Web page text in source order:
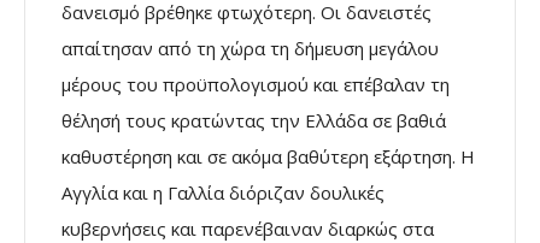
δανεισµό βρέθηκε φτωχότερη. Οι δανειστές
απαίτησαν από τη χώρα τη δήµευση µεγάλου
µέρους του προϋπολογισµού και επέβαλαν τη
θέλησή τους κρατώντας την Ελλάδα σε βαθιά
καθυστέρηση και σε ακόµα βαθύτερη εξάρτηση. Η
Αγγλία και η Γαλλία διόριζαν δουλικές
κυβερνήσεις και παρενέβαιναν διαρκώς στα